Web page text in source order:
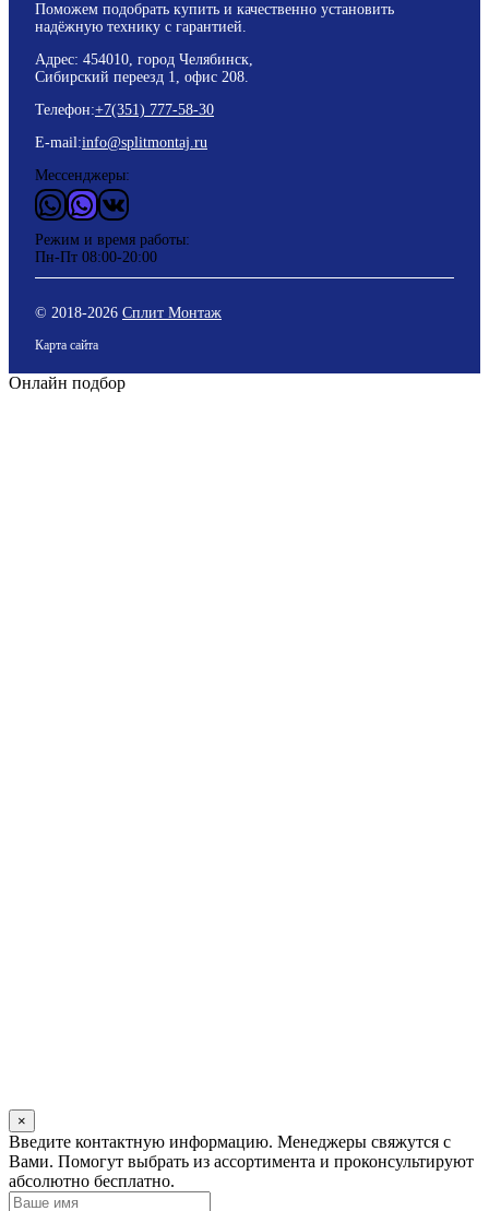
Поможем подобрать купить и качественно установить
надёжную технику с гарантией.
Адрес: 454010, город Челябинск,
Сибирский переезд 1, офис 208.
Телефон:+7(351) 777-58-30
E-mail:info@splitmontaj.ru
Мессенджеры:
WhatsApp
ViderВКонтакте
Режим и время работы:
Пн-Пт 08:00-20:00
© 2018-2026 Сплит Монтаж
Карта сайта
Онлайн подбор
×
Оставьте
это
поле
пустым
Введите контактную информацию. Менеджеры свяжутся с
Вами. Помогут выбрать из ассортимента и проконсультируют
абсолютно бесплатно.